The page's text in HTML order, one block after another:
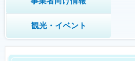
観光・イベント